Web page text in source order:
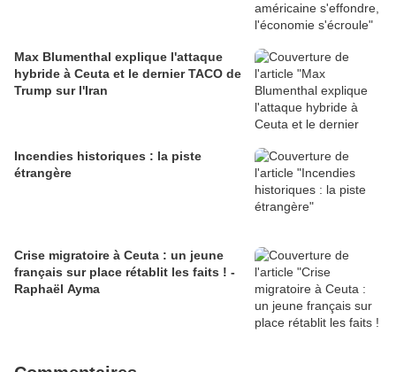
Max Blumenthal explique l'attaque
hybride à Ceuta et le dernier TACO de
Trump sur l'Iran
Incendies historiques : la piste
étrangère
Crise migratoire à Ceuta : un jeune
français sur place rétablit les faits ! -
Raphaël Ayma